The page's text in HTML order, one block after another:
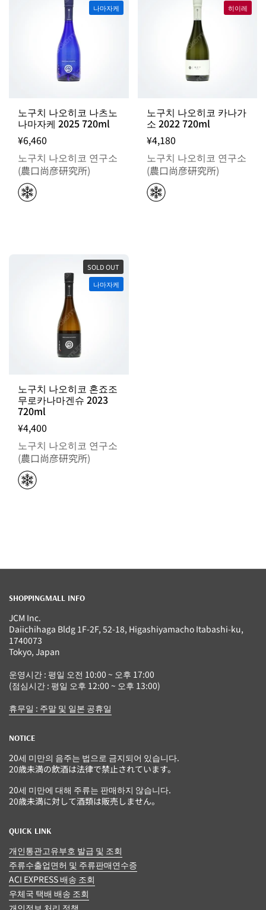
노구치 나오히코 나츠노
나마자케 2025 720ml
¥6,460
노구치 나오히코 연구소
(農口尚彦研究所)
나마자케
노구치 나오히코 카나가
소 2022 720ml
¥4,180
노구치 나오히코 연구소
(農口尚彦研究所)
히이레
노구치 나오히코 혼죠조
무로카나마겐슈 2023
720ml
¥4,400
노구치 나오히코 연구소
(農口尚彦研究所)
SOLD OUT
나마자케
SHOPPINGMALL INFO
JCM Inc.
Daiichihaga Bldg 1F-2F, 52-18, Higashiyamacho Itabashi-ku,
1740073
Tokyo, Japan
운영시간 : 평일 오전 10:00 ~ 오후 17:00
(점심시간 : 평일 오후 12:00 ~ 오후 13:00)
휴무일 : 주말 및 일본 공휴일
NOTICE
20세 미만의 음주는 법으로 금지되어 있습니다.
20歳未満の飲酒は法律で禁止されています。
20세 미만에 대해 주류는 판매하지 않습니다.
20歳未満に対して酒類は販売しません。
QUICK LINK
개인통관고유부호 발급 및 조회
주류수출업면허 및 주류판매연수증
ACI EXPRESS 배송 조회
우체국 택배 배송 조회
개인정보 처리 정책